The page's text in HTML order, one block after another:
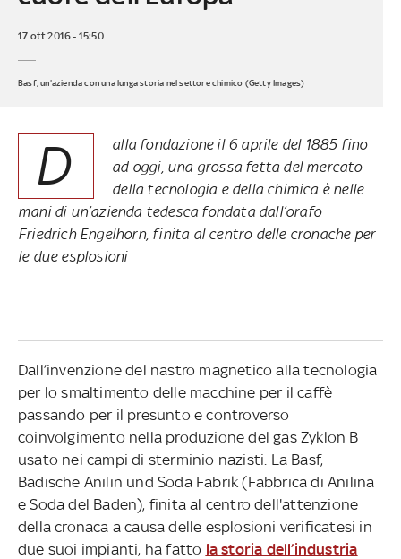
17 ott 2016 - 15:50
Basf, un'azienda con una lunga storia nel settore chimico (Getty Images)
D
alla fondazione il 6 aprile del 1885 fino
ad oggi, una grossa fetta del mercato
della tecnologia e della chimica è nelle
mani di un’azienda tedesca fondata dall’orafo
Friedrich Engelhorn, finita al centro delle cronache per
le due esplosioni
Dall’invenzione del nastro magnetico alla tecnologia
per lo smaltimento delle macchine per il caffè
passando per il presunto e controverso
coinvolgimento nella produzione del gas Zyklon B
usato nei campi di sterminio nazisti. La Basf,
Badische Anilin und Soda Fabrik (Fabbrica di Anilina
e Soda del Baden), finita al centro dell'attenzione
della cronaca a causa delle esplosioni verificatesi in
due suoi impianti, ha fatto la storia dell’industria